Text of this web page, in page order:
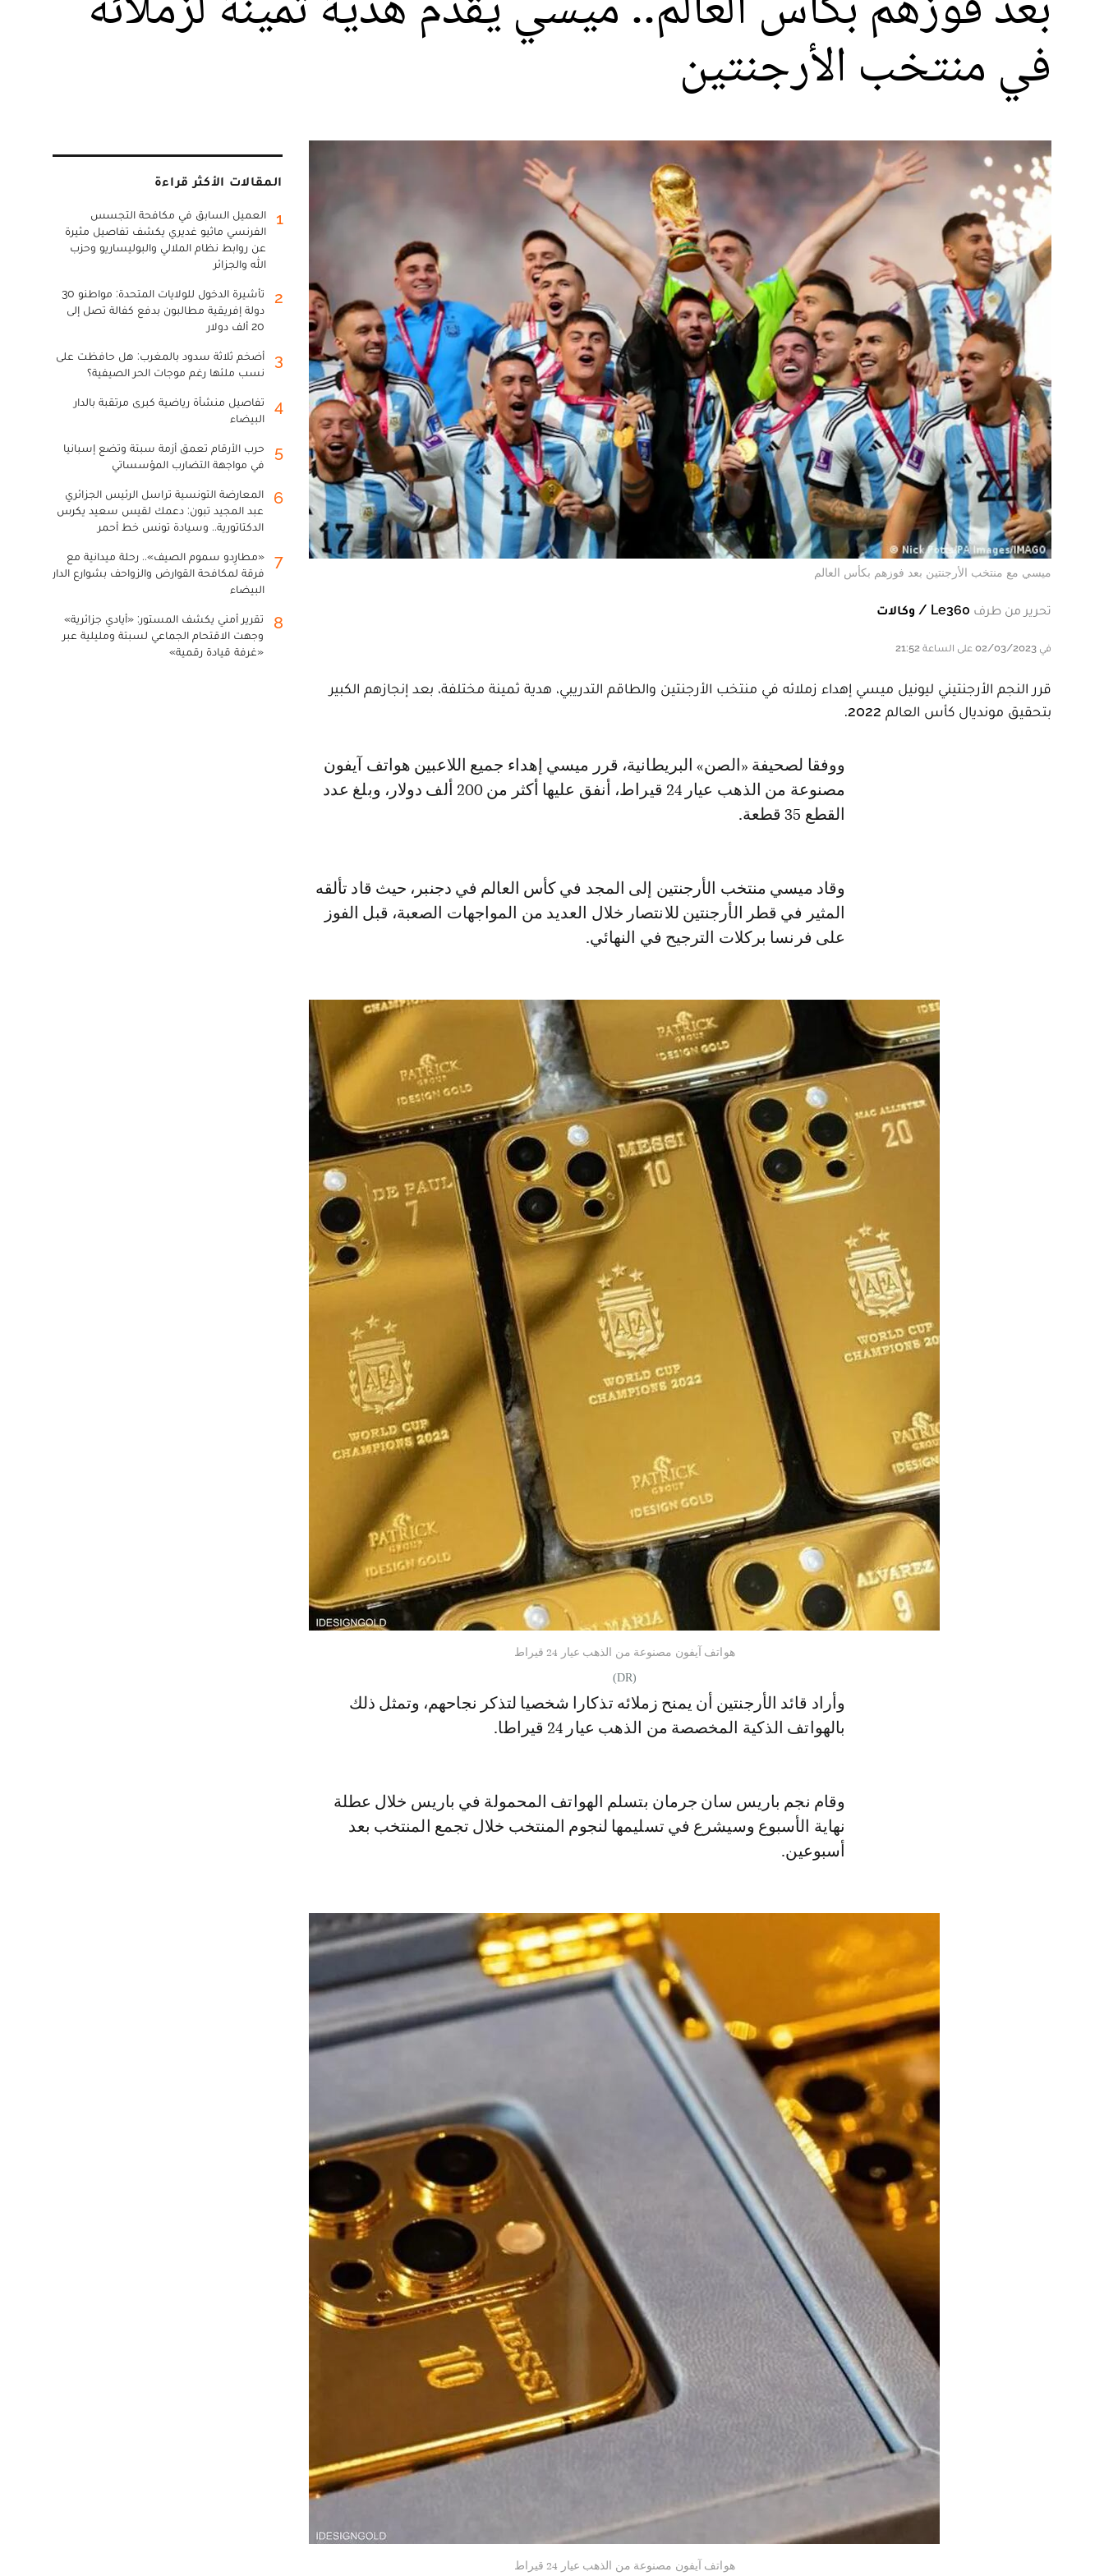
في منتخب الأرجنتين
ميسي مع منتخب الأرجنتين بعد فوزهم بكأس العالم
تحرير من طرف Le360 / وكالات
في 02/03/2023 على الساعة 21:52
قرر النجم الأرجنتيني ليونيل ميسي إهداء زملائه في منتخب الأرجنتين والطاقم التدريبي، هدية ثمينة مختلفة، بعد إنجازهم الكبير
بتحقيق مونديال كأس العالم 2022.
ووفقا لصحيفة «الصن» البريطانية، قرر ميسي إهداء جميع اللاعبين هواتف آيفون
مصنوعة من الذهب عيار 24 قيراط، أنفق عليها أكثر من 200 ألف دولار، وبلغ عدد
القطع 35 قطعة.
وقاد ميسي منتخب الأرجنتين إلى المجد في كأس العالم في دجنبر، حيث قاد تألقه
المثير في قطر الأرجنتين للانتصار خلال العديد من المواجهات الصعبة، قبل الفوز
على فرنسا بركلات الترجيح في النهائي.
هواتف آيفون مصنوعة من الذهب عيار 24 قيراط
(DR)
وأراد قائد الأرجنتين أن يمنح زملائه تذكارا شخصيا لتذكر نجاحهم، وتمثل ذلك
بالهواتف الذكية المخصصة من الذهب عيار 24 قيراطا.
وقام نجم باريس سان جرمان بتسلم الهواتف المحمولة في باريس خلال عطلة
نهاية الأسبوع وسيشرع في تسليمها لنجوم المنتخب خلال تجمع المنتخب بعد
أسبوعين.
هواتف آيفون مصنوعة من الذهب عيار 24 قيراط
المقالات الأكثر قراءة
1
العميل السابق في مكافحة التجسس
الفرنسي ماثيو غديري يكشف تفاصيل مثيرة
عن روابط نظام الملالي والبوليساريو وحزب
الله والجزائر
2
تأشيرة الدخول للولايات المتحدة: مواطنو 30
دولة إفريقية مطالبون بدفع كفالة تصل إلى
20 ألف دولار
3
أضخم ثلاثة سدود بالمغرب: هل حافظت على
نسب ملئها رغم موجات الحر الصيفية؟
4
تفاصيل منشأة رياضية كبرى مرتقبة بالدار
البيضاء
5
حرب الأرقام تعمق أزمة سبتة وتضع إسبانيا
في مواجهة التضارب المؤسساتي
6
المعارضة التونسية تراسل الرئيس الجزائري
عبد المجيد تبون: دعمك لقيس سعيد يكرس
الدكتاتورية.. وسيادة تونس خط أحمر
7
«مطارِدو سموم الصيف».. رحلة ميدانية مع
فرقة لمكافحة القوارض والزواحف بشوارع الدار
البيضاء
8
تقرير أمني يكشف المستور: «أيادي جزائرية»
وجهت الاقتحام الجماعي لسبتة ومليلية عبر
«غرفة قيادة رقمية»